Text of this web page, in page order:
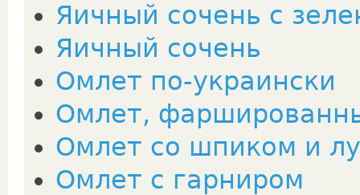
Яичный сочень с
Яичный сочень
Омлет по-украински
Омлет,
Омлет со шпиком и
Омлет с гарниром